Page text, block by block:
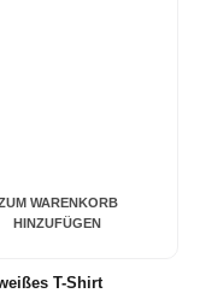
WARENKORB
HINZUFÜGEN
T-Shirt